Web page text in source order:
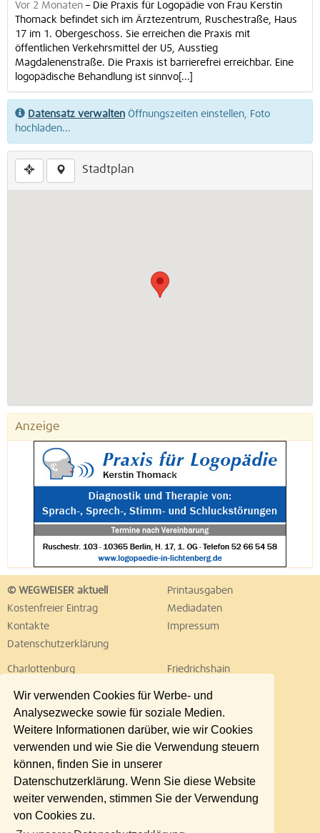
Wir verwenden Cookies für Werbe- und
Analysezwecke sowie für soziale Medien.
Weitere Informationen darüber, wie wir Cookies
verwenden und wie Sie die Verwendung steuern
können, finden Sie in unserer
Datenschutzerklärung. Wenn Sie diese Website
weiter verwenden, stimmen Sie der Verwendung
von Cookies zu.
Vor 2 Monaten – Die Praxis für Logopädie von Frau Kerstin
Thomack befindet sich im Ärztezentrum, Ruschestraße, Haus
17 im 1. Obergeschoss. Sie erreichen die Praxis mit
öffentlichen Verkehrsmittel der U5, Ausstieg
Magdalenenstraße. Die Praxis ist barrierefrei erreichbar. Eine
logopädische Behandlung ist sinnvo[...]
Datensatz verwalten Öffnungszeiten einstellen, Foto
hochladen...
Stadtplan
Anzeige
© WEGWEISER aktuell
Printausgaben
Kostenfreier Eintrag
Mediadaten
Kontakte
Impressum
Datenschutzerklärung
Charlottenburg
Friedrichshain
Lichtenberg
Marzahn
Neukölln
Pankow
Reinickendorf
Schöneberg
Spandau
Steglitz
Tempelhof
Treptow
Umland Ost